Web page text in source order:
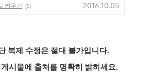
띄우기 (0) 2016.10.05
복제 수정은 절대 불가입니다.
시물에 출처를 명확히 밝히세요.